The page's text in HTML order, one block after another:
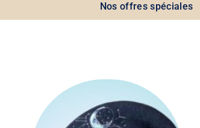
Nos offres spéciales
Ajouter
à la liste